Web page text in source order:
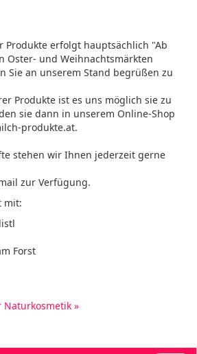
Produkte erfolgt hauptsächlich "Ab
Oster- und Weihnachtsmärkten
Sie an unserem Stand begrüßen zu
Produkte ist es uns möglich sie zu
sie dann in unserem Online-Shop
produkte.at.
stehen wir Ihnen jederzeit gerne
zur Verfügung.
mit:
Forst
»